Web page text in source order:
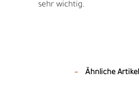
sehr wichtig.
Ähnliche Artikel